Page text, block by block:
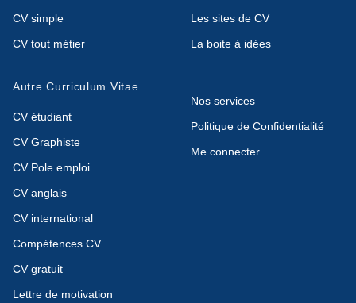
CV simple
CV tout métier
Les sites de CV
La boite à idées
Autre Curriculum Vitae
CV étudiant
CV Graphiste
CV Pole emploi
CV anglais
CV international
Compétences CV
CV gratuit
Lettre de motivation
Nos services
Politique de Confidentialité
Me connecter